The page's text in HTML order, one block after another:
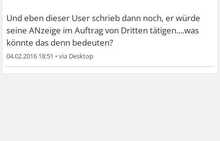
Und eben dieser User schrieb dann noch, er würde
seine ANzeige im Auftrag von Dritten tätigen....was
könnte das denn bedeuten?
04.02.2016 18:51 •